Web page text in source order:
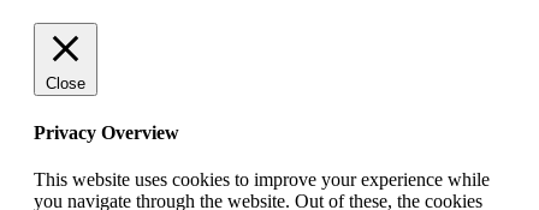
Close
Privacy Overview
This website uses cookies to improve your experience while
you navigate through the website. Out of these, the cookies